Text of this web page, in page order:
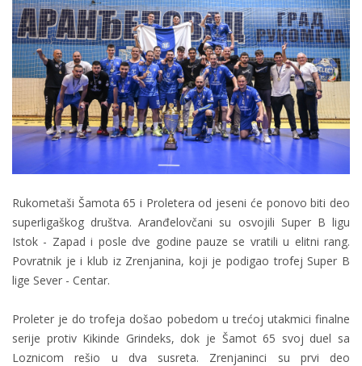
Rukometaši Šamota 65 i Proletera od jeseni će ponovo biti deo
superligaškog društva. Aranđelovčani su osvojili Super B ligu
Istok - Zapad i posle dve godine pauze se vratili u elitni rang.
Povratnik je i klub iz Zrenjanina, koji je podigao trofej Super B
lige Sever - Centar.
Proleter je do trofeja došao pobedom u trećoj utakmici finalne
serije protiv Kikinde Grindeks, dok je Šamot 65 svoj duel sa
Loznicom rešio u dva susreta. Zrenjaninci su prvi deo